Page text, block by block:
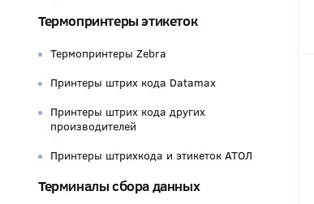
Термопринтеры этикеток
Термопринтеры Zebra
Принтеры штрих кода Datamax
Принтеры штрих кода других
производителей
Принтеры штрихкода и этикеток АТОЛ
Терминалы сбора данных